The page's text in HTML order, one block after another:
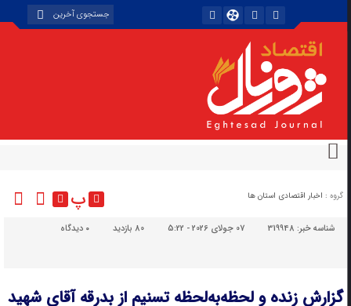
گروه : اخبار اقتصادی استان ها پ
شناسه خبر:319948 07 جولای 2026 - 5:22 80 بازدید دیدگاه
گزارش زنده و لحظه‌به‌لحظه‌ تسنیم از بدرقه آقای شهید